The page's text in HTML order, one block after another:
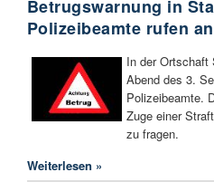
Betrugswarnung in
Polizeibeamte rufen an
In der Ortschaft
Abend des 3.
Polizeibeamte.
Zuge einer
zu fragen.
Weiterlesen »